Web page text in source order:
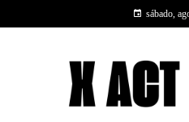
sábado,